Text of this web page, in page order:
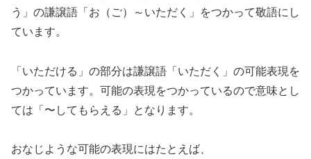
う」の謙譲語「お（ご）～いただく」をつかって敬語にし
ています。
「いただける」の部分は謙譲語「いただく」の可能表現を
つかっています。可能の表現をつかっているので意味とし
ては「〜してもらえる」となります。
おなじような可能の表現にはたとえば、